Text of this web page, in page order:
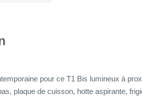
pour ce T1 Bis lumineux à
plaque de cuisson, hotte aspirante,